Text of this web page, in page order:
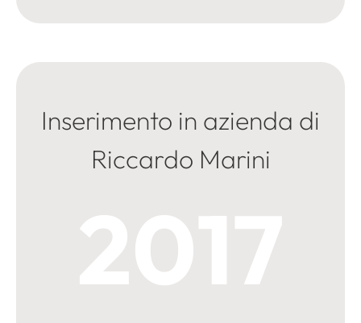
Inserimento in azienda di
Riccardo Marini
2017